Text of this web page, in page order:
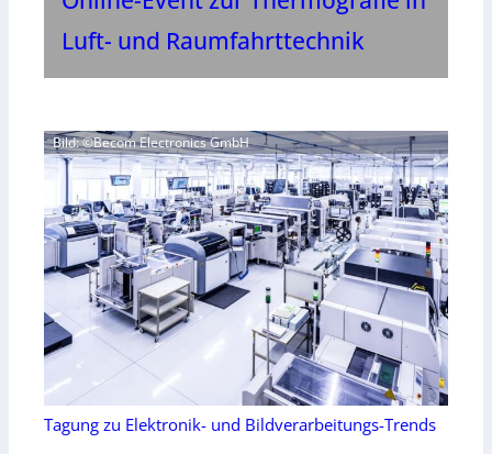
Luft- und Raumfahrttechnik
Bild: ©Becom Electronics GmbH
Tagung zu Elektronik- und Bildverarbeitungs-Trends